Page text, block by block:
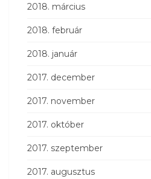
2018. március
2018. február
2018. január
2017. december
2017. november
2017. október
2017. szeptember
2017. augusztus